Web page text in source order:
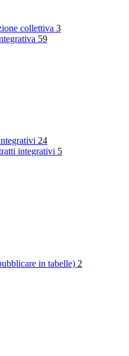
collettiva 3
59
24
integrativi 5
in tabelle) 2